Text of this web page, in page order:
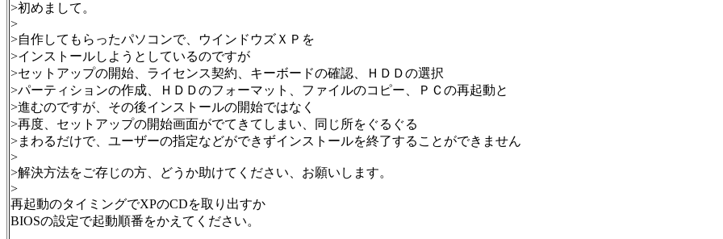
>初めまして。
>
>自作してもらったパソコンで、ウインドウズＸＰを
>インストールしようとしているのですが
>セットアップの開始、ライセンス契約、キーボードの確認、ＨＤＤの選択
>パーティションの作成、ＨＤＤのフォーマット、ファイルのコピー、ＰＣの再起動と
>進むのですが、その後インストールの開始ではなく
>再度、セットアップの開始画面がでてきてしまい、同じ所をぐるぐる
>まわるだけで、ユーザーの指定などができずインストールを終了することができません
>
>解決方法をご存じの方、どうか助けてください、お願いします。
>
再起動のタイミングでXPのCDを取り出すか
BIOSの設定で起動順番をかえてください。